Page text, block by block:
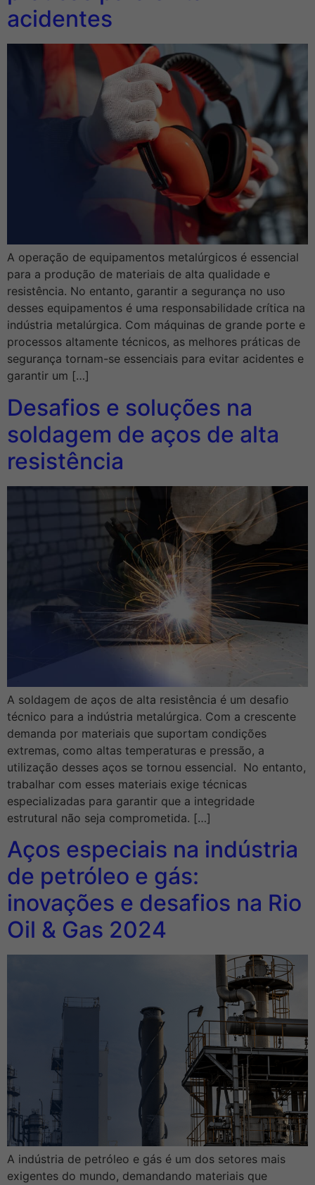
acidentes
A operação de equipamentos metalúrgicos é essencial
para a produção de materiais de alta qualidade e
resistência. No entanto, garantir a segurança no uso
desses equipamentos é uma responsabilidade crítica na
indústria metalúrgica. Com máquinas de grande porte e
processos altamente técnicos, as melhores práticas de
segurança tornam-se essenciais para evitar acidentes e
garantir um […]
Desafios e soluções na
soldagem de aços de alta
resistência
A soldagem de aços de alta resistência é um desafio
técnico para a indústria metalúrgica. Com a crescente
demanda por materiais que suportam condições
extremas, como altas temperaturas e pressão, a
utilização desses aços se tornou essencial. No entanto,
trabalhar com esses materiais exige técnicas
especializadas para garantir que a integridade
estrutural não seja comprometida. […]
Aços especiais na indústria
de petróleo e gás:
inovações e desafios na Rio
Oil & Gas 2024
A indústria de petróleo e gás é um dos setores mais
exigentes do mundo, demandando materiais que